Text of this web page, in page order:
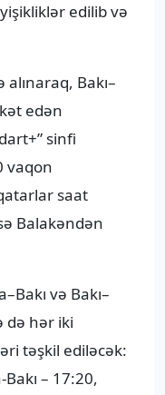
edilib və
Bakı–
edən
sinfi
vaqon
saat
Balakəndən
və Bakı–
də hər iki
təşkil ediləcək:
– 17:20,